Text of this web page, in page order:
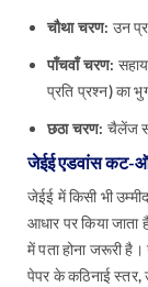
चौथा चरण: उन
पाँचवाँ चरण:
प्रति प्रश्न) का
छठा चरण: चैलेंज
जेईई एडवांस कट-
जेईई में किसी भी
आधार पर किया
में पता होना जरूरी
पेपर के कठिनाई स्तर,